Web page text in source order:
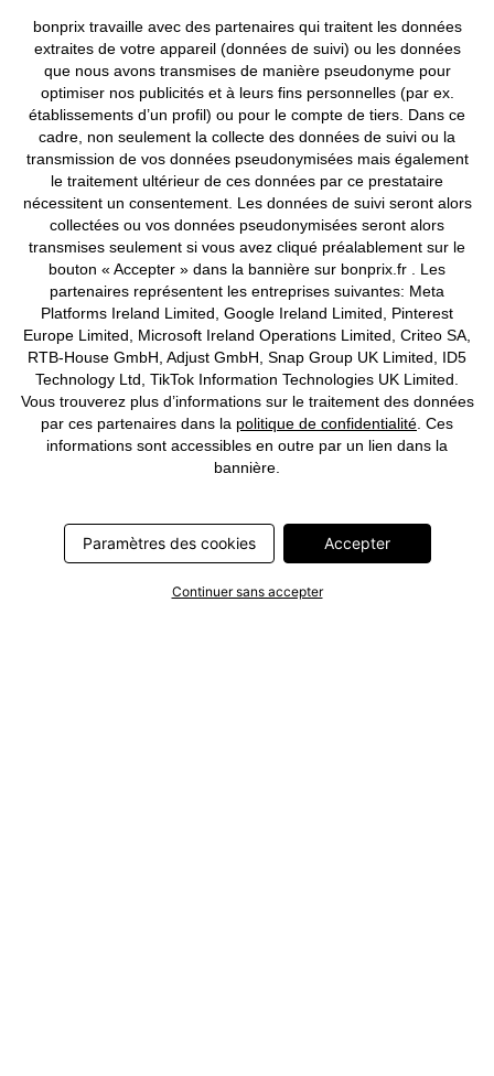
CGV Données personnelles Paramètres des cookies
Mentions légales Résilier le contrat
© 2026 bonprix.Tous droits réservés.
Deutsch Français
bonprix travaille avec des partenaires qui traitent les données
extraites de votre appareil (données de suivi) ou les données
que nous avons transmises de manière pseudonyme pour
optimiser nos publicités et à leurs fins personnelles (par ex.
établissements d’un profil) ou pour le compte de tiers. Dans ce
cadre, non seulement la collecte des données de suivi ou la
transmission de vos données pseudonymisées mais également
le traitement ultérieur de ces données par ce prestataire
nécessitent un consentement. Les données de suivi seront alors
collectées ou vos données pseudonymisées seront alors
transmises seulement si vous avez cliqué préalablement sur le
bouton « Accepter » dans la bannière sur bonprix.fr . Les
partenaires représentent les entreprises suivantes: Meta
Platforms Ireland Limited, Google Ireland Limited, Pinterest
Europe Limited, Microsoft Ireland Operations Limited, Criteo SA,
RTB-House GmbH, Adjust GmbH, Snap Group UK Limited, ID5
Technology Ltd, TikTok Information Technologies UK Limited.
Vous trouverez plus d’informations sur le traitement des données
par ces partenaires dans la politique de confidentialité . Ces
informations sont accessibles en outre par un lien dans la
bannière.
Paramètres des cookies Accepter
Continuer sans accepter